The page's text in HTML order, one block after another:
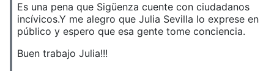
Es una pena que Sigüenza cuente con ciudadanos
incívicos.Y me alegro que Julia Sevilla lo exprese en
público y espero que esa gente tome conciencia.
Buen trabajo Julia!!!